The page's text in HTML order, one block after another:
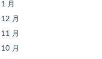
月
月
月
月